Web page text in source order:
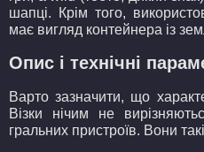
шапці. Крім того,
має вигляд контейнера із
Опис і технічні
Варто зазначити, що
Візки нічим не
гральних пристроїв. Вони